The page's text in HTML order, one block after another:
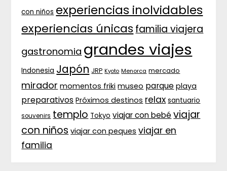
con niños experiencias inolvidables
experiencias únicas familia viajera
gastronomia grandes viajes
Indonesia Japón JRP Kyoto Menorca mercado
mirador momentos friki museo parque playa
preparativos Próximos destinos relax santuario
souvenirs templo Tokyo viajar con bebé viajar
con niños viajar con peques viajar en
familia